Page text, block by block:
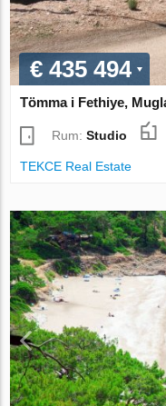
€ 435 494
Tömma i Fethiye,
Rum:Studio
TEKCE Real Estate